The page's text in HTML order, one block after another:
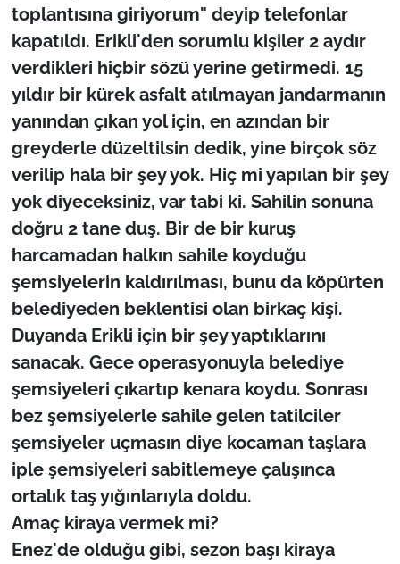
toplantısına giriyorum" deyip telefonlar
kapatıldı. Erikli'den sorumlu kişiler 2 aydır
verdikleri hiçbir sözü yerine getirmedi. 15
yıldır bir kürek asfalt atılmayan jandarmanın
yanından çıkan yol için, en azından bir
greyderle düzeltilsin dedik, yine birçok söz
verilip hala bir şey yok. Hiç mi yapılan bir şey
yok diyeceksiniz, var tabi ki. Sahilin sonuna
doğru 2 tane duş. Bir de bir kuruş
harcamadan halkın sahile koyduğu
şemsiyelerin kaldırılması, bunu da köpürten
belediyeden beklentisi olan birkaç kişi.
Duyanda Erikli için bir şey yaptıklarını
sanacak. Gece operasyonuyla belediye
şemsiyeleri çıkartıp kenara koydu. Sonrası
bez şemsiyelerle sahile gelen tatilciler
şemsiyeler uçmasın diye kocaman taşlara
iple şemsiyeleri sabitlemeye çalışınca
ortalık taş yığınlarıyla doldu.
Amaç kiraya vermek mi?
Enez'de olduğu gibi, sezon başı kiraya
Bilim Teknoloji
English News
Canlı Maç
Finans
Genel-A
Gündem-Eğitim